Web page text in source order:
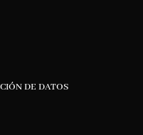
DE DATOS